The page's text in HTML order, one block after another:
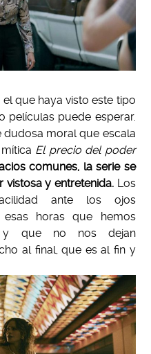
que haya visto este tipo
películas puede esperar.
dudosa moral que escala
El precio del poder
comunes, la serie se
vistosa y entretenida. Los
ante los ojos
horas que hemos
y que no nos dejan
al final, que es al fin y